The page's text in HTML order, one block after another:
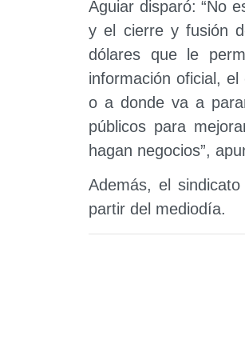
Aguiar disparó: “No
y el cierre y fusión
dólares que le
información oficial,
o a donde va a
públicos para
hagan negocios”,
Además, el
partir del mediodía.